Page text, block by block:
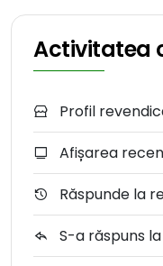
Activitatea
Profil
Afișarea
Răspunde la
S-a răspuns